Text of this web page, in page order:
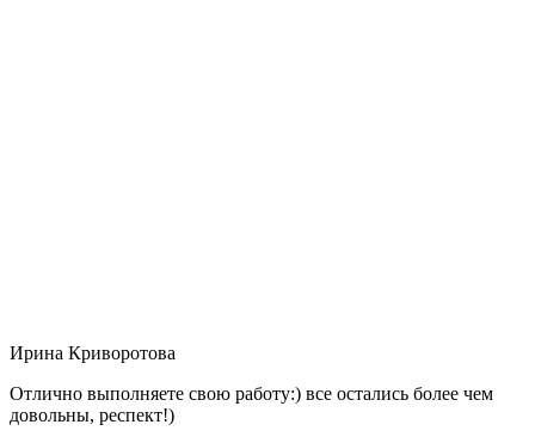
Ирина Криворотова
Отлично выполняете свою работу:) все остались более чем
довольны, респект!)